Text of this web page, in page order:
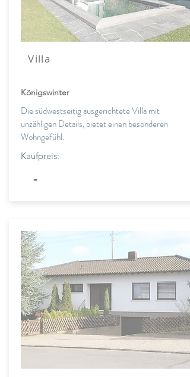
Villa
Königswinter
Die südwestseitig ausgerichtete Villa mit
unzähligen Details, bietet einen besonderen
Wohngefühl.
Kaufpreis:
-